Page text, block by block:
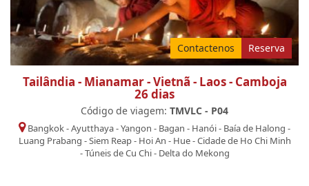
Contactenos Reserva
Tailândia - Mianamar - Vietnã - Laos - Camboja
26 dias
Código de viagem: TMVLC - P04
Bangkok-Ayutthaya-Yangon - Bagan - Hanói- Baía de Halong -
Luang Prabang -Siem Reap- Hoi An - Hue-Cidade de Ho Chi Minh
-Túneis de Cu Chi- Delta do Mekong